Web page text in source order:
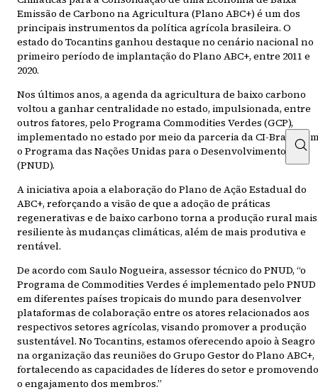
Emissão de Carbono na Agricultura (Plano ABC+) é um dos
principais instrumentos da política agrícola brasileira. O
estado do Tocantins ganhou destaque no cenário nacional no
primeiro período de implantação do Plano ABC+, entre 2011 e
2020.
Nos últimos anos, a agenda da agricultura de baixo carbono
voltou a ganhar centralidade no estado, impulsionada, entre
outros fatores, pelo Programa Commodities Verdes (GCP),
implementado no estado por meio da parceria da CI-Brasil
o Programa das Nações Unidas para o Desenvolvimento
(PNUD).
A iniciativa apoia a elaboração do Plano de Ação Estadual do
ABC+, reforçando a visão de que a adoção de práticas
regenerativas e de baixo carbono torna a produção rural mais
resiliente às mudanças climáticas, além de mais produtiva e
rentável.
De acordo com Saulo Nogueira, assessor técnico do PNUD, “o
Programa de Commodities Verdes é implementado pelo PNUD
em diferentes países tropicais do mundo para desenvolver
plataformas de colaboração entre os atores relacionados aos
respectivos setores agrícolas, visando promover a produção
sustentável. No Tocantins, estamos oferecendo apoio à Seagro
na organização das reuniões do Grupo Gestor do Plano ABC+,
fortalecendo as capacidades de líderes do setor e promovendo
o engajamento dos membros.”